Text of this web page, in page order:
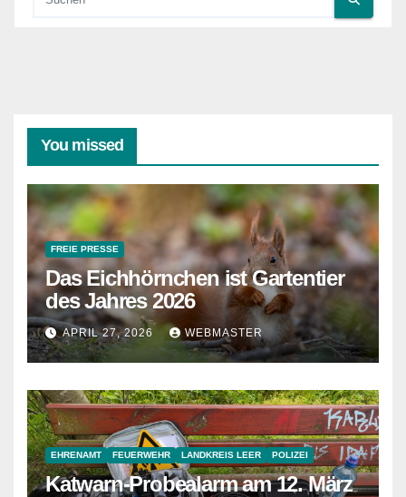
You missed
FREIE PRESSE
Das Eichhörnchen ist Gartentier
des Jahres 2026
APRIL 27, 2026 WEBMASTER
EHRENAMT FEUERWEHR LANDKREIS LEER POLIZEI
Katwarn-Probealarm am 12. März